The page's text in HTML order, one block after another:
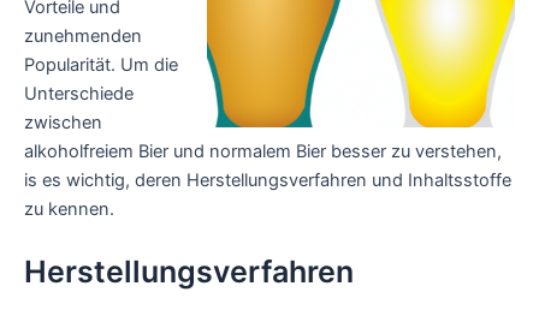
Vorteile und
zunehmenden
Popularität. Um die
Unterschiede
zwischen
alkoholfreiem Bier und normalem Bier besser zu verstehen,
is es wichtig, deren Herstellungsverfahren und Inhaltsstoffe
zu kennen.
Herstellungsverfahren